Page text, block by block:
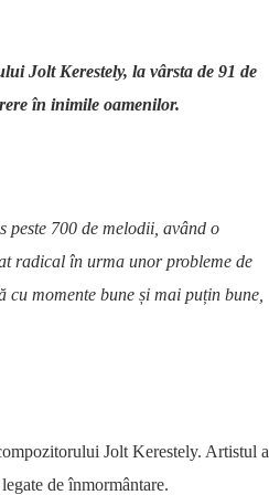
Jolt Kerestely, la vârsta de 91 de
în inimile oamenilor.
peste 700 de melodii, având o
radical în urma unor probleme de
momente bune și mai puțin bune,
Jolt Kerestely. Artistul a
de înmormântare.